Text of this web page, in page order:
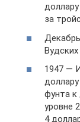
за
Вудских
1947 —
фунта к
уровне
4